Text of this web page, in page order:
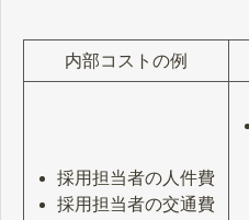
内部コストの例
採用担当者の人件費
採用担当者の交通費